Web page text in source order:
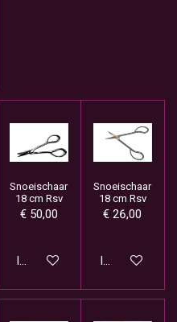
Snoeischaar
18 cm Rsv
€ 50,00
In winkelwagen
Snoeischaar
18 cm Rsv
€ 26,00
In